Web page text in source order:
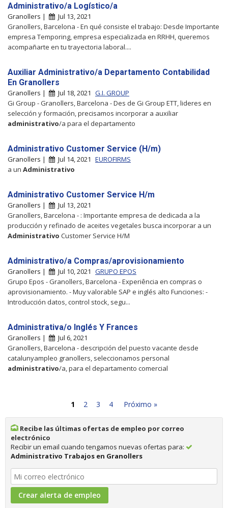
Administrativo/a Logístico/a
Granollers |
Jul 13, 2021
Granollers, Barcelona - En qué consiste el trabajo: Desde Importante
empresa Temporing, empresa especializada en RRHH, queremos
acompañarte en tu trayectoria laboral....
Auxiliar Administrativo/a Departamento Contabilidad
En Granollers
Granollers | Jul 18, 2021 G.I. GROUP
Gi Group - Granollers, Barcelona - Des de Gi Group ETT, lideres en
selección y formación, precisamos incorporar a auxiliar
administrativo/a para el departamento
Administrativo Customer Service (H/m)
Granollers | Jul 14, 2021 EUROFIRMS
a un Administrativo
Administrativo Customer Service H/m
Granollers |
Jul 13, 2021
Granollers, Barcelona - : Importante empresa de dedicada a la
producción y refinado de aceites vegetales busca incorporar a un
Administrativo Customer Service H/M
Administrativo/a Compras/aprovisionamiento
Granollers | Jul 10, 2021 GRUPO EPOS
Grupo Epos - Granollers, Barcelona - Experiência en compras o
aprovisionamiento. - Muy valorable SAP e inglés alto Funciones: -
Introducción datos, control stock, segu...
Administrativa/o Inglés Y Frances
Granollers |
Jul 6, 2021
Granollers, Barcelona - descripción del puesto vacante desde
catalunyampleo granollers, seleccionamos personal
administrativo/a, para el departamento comercial
1 2 3 4 Próximo »
Recibe las últimas ofertas de empleo por correo
electrónico
Recibir un email cuando tengamos nuevas ofertas para:
Administrativo Trabajos en Granollers